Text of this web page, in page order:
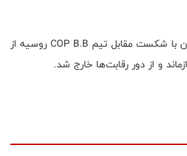
تیم بسکتبال سه نفره آقایان با شکست مقابل تیم COP B.B روسیه از
و از دور رقابت‌ها خارج شد.